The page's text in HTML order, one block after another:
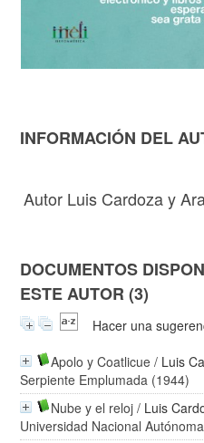
INFORMACIÓN DEL
Autor Luis Cardoza y
DOCUMENTOS
ESTE AUTOR (3)
Hacer una
Apolo y Coatlicue / Luis
Serpiente Emplumada (1944)
Nube y el reloj / Luis
Universidad Nacional